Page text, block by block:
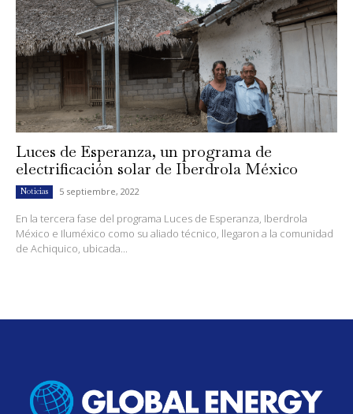
Luces de Esperanza, un programa de
electrificación solar de Iberdrola México
Noticias 5 septiembre, 2022
En la tercera fase del programa Luces de Esperanza, Iberdrola
México e Iluméxico como su aliado técnico, llegaron a la comunidad
de Achiquico, ubicada...